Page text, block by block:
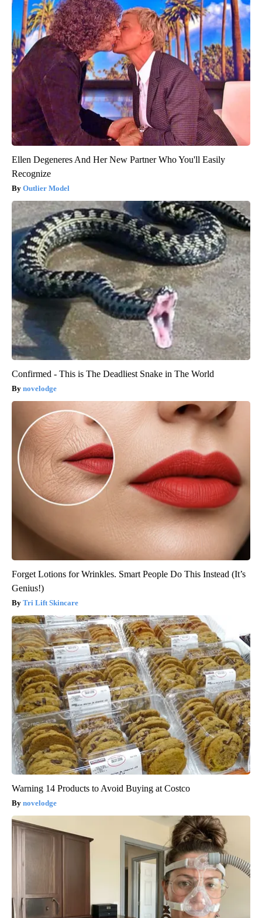
Ellen Degeneres And Her New Partner Who You'll Easily
Recognize
Outlier Model
Confirmed - This is The Deadliest Snake in The World
novelodge
Forget Lotions for Wrinkles. Smart People Do This Instead (It’s
Genius!)
Tri Lift Skincare
Warning 14 Products to Avoid Buying at Costco
novelodge